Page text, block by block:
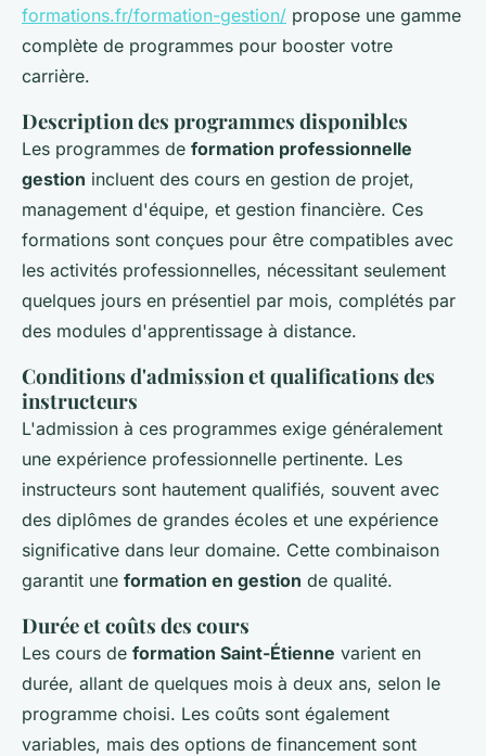
formations.fr/formation-gestion/ propose une gamme
complète de programmes pour booster votre
carrière.
Description des programmes disponibles
Les programmes de formation professionnelle
gestion incluent des cours en gestion de projet,
management d'équipe, et gestion financière. Ces
formations sont conçues pour être compatibles avec
les activités professionnelles, nécessitant seulement
quelques jours en présentiel par mois, complétés par
des modules d'apprentissage à distance.
Conditions d'admission et qualifications des
instructeurs
L'admission à ces programmes exige généralement
une expérience professionnelle pertinente. Les
instructeurs sont hautement qualifiés, souvent avec
des diplômes de grandes écoles et une expérience
significative dans leur domaine. Cette combinaison
garantit une formation en gestion de qualité.
Durée et coûts des cours
Les cours de formation Saint-Étienne varient en
durée, allant de quelques mois à deux ans, selon le
programme choisi. Les coûts sont également
variables, mais des options de financement sont